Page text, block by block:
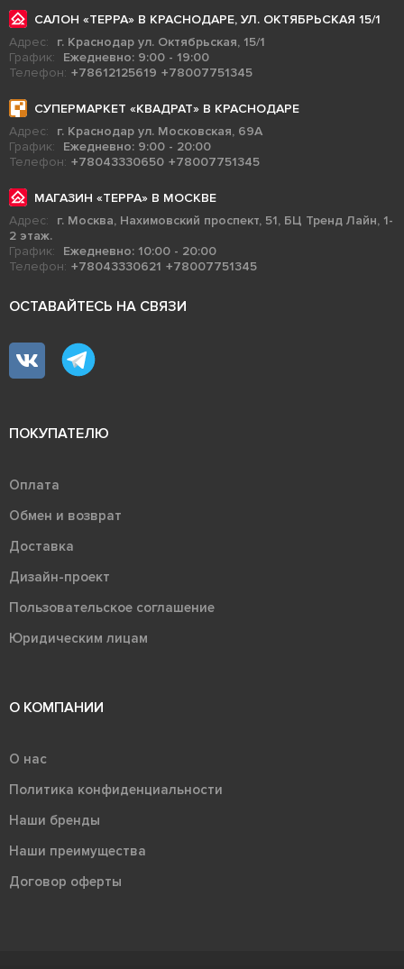
САЛОН «ТЕРРА» В КРАСНОДАРЕ, УЛ. ОКТЯБРЬСКАЯ 15/1
Адрес:
г. Краснодар ул. Октябрьская, 15/1
График:
Ежедневно: 9:00 - 19:00
Телефон: +78612125619 +78007751345
СУПЕРМАРКЕТ «КВАДРАТ» В КРАСНОДАРЕ
Адрес:
г. Краснодар ул. Московская, 69А
График:
Ежедневно: 9:00 - 20:00
Телефон: +78043330650 +78007751345
МАГАЗИН «ТЕРРА» В МОСКВЕ
Адрес:
г. Москва, Нахимовский проспект, 51, БЦ Тренд Лайн, 1-
2 этаж.
График:
Ежедневно: 10:00 - 20:00
Телефон: +78043330621 +78007751345
ОСТАВАЙТЕСЬ НА СВЯЗИ
ПОКУПАТЕЛЮ
Оплата
Обмен и возврат
Доставка
Дизайн-проект
Пользовательское соглашение
Юридическим лицам
О КОМПАНИИ
О нас
Политика конфиденциальности
Наши бренды
Наши преимущества
Договор оферты